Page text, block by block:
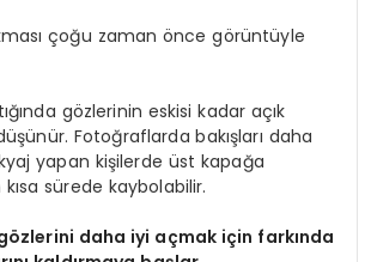
çoğu zaman önce görüntüyle
gözlerinin eskisi kadar açık
Fotoğraflarda bakışları daha
yapan kişilerde üst kapağa
sürede kaybolabilir.
daha iyi açmak için farkında